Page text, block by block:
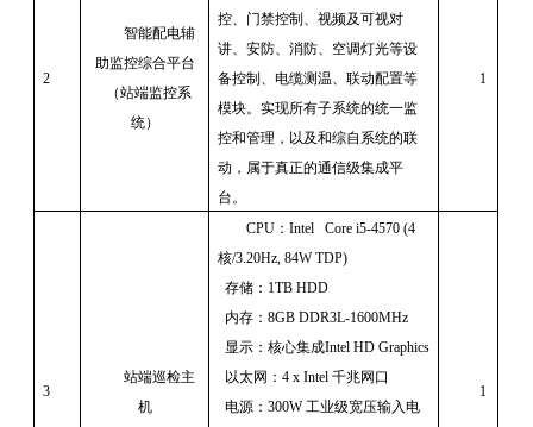
2
智能配电辅
助监控综合平台
（站端监控系
统）
控、门禁控制、视频及可视对
讲、安防、消防、空调灯光等设
备控制、电缆测温、联动配置等
模块。实现所有子系统的统一监
控和管理，以及和综自系统的联
动，属于真正的通信级集成平
台。
1
3
站端巡检主
机
CPU ：Intel Core i5-4570 (4
核/3.20Hz, 84W TDP)
存储： 1TB HDD
内存：8GB DDR3L-1600MHz
显示：核心集成Intel HD Graphics
以太网：4 x Intel千兆网口
电源：300W工业级宽压输入电
1